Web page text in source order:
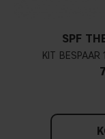
SPF
KIT